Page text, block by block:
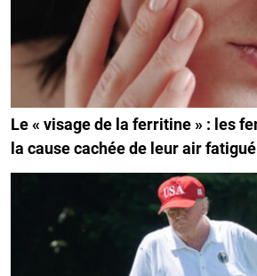
Le « visage de la ferritine » : les
la cause cachée de leur air fatigué